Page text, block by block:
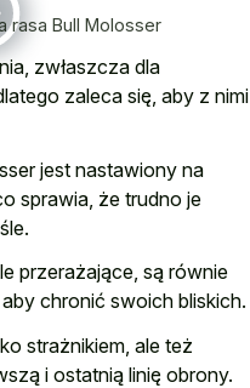
rasa Bull Molosser
zwłaszcza dla
zaleca się, aby z nimi
jest nastawiony na
sprawia, że trudno je
przerażające, są równie
chronić swoich bliskich.
strażnikiem, ale też
i ostatnią linię obrony.